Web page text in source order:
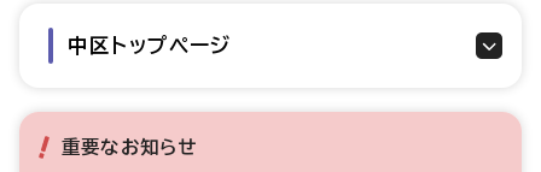
中区トップページ
重要なお知らせ